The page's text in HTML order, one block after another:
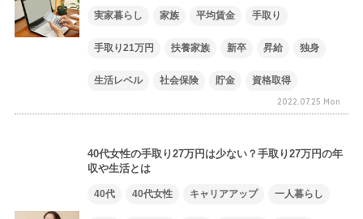
実家暮らし 家族 平均賃金 手取り
手取り21万円 扶養家族 新卒 昇給 独身
生活レベル 社会保険 貯金 資格取得
2022.07.25 Mon
40代女性の手取り27万円は少ない？手取り27万円の年
収や生活とは
40代 40代女性 キャリアアップ 一人暮らし